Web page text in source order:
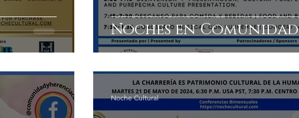
Noches en Comunidad
Noche Cultural